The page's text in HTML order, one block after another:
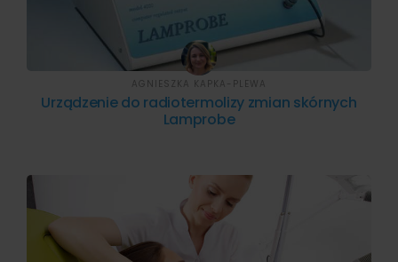
Urządzenie do radiotermolizy zmian skórnych
Lamprobe
AGNIESZKA KAPKA-PLEWA